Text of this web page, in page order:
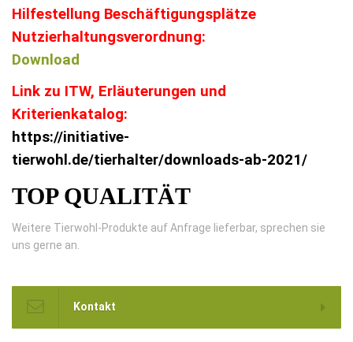
Hilfestellung Beschäftigungsplätze
Nutzierhaltungsverordnung:
Download
Link zu ITW, Erläuterungen und
Kriterienkatalog:
https://initiative-
tierwohl.de/tierhalter/downloads-ab-2021/
TOP QUALITÄT
Weitere Tierwohl-Produkte auf Anfrage lieferbar, sprechen sie
uns gerne an.
Kontakt